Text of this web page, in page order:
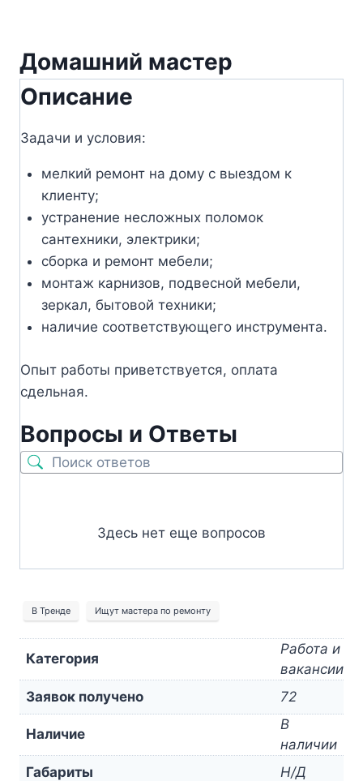
Домашний мастер
Описание
Задачи и условия:
мелкий ремонт на дому с выездом к
клиенту;
устранение несложных поломок
сантехники, электрики;
сборка и ремонт мебели;
монтаж карнизов, подвесной мебели,
зеркал, бытовой техники;
наличие соответствующего инструмента.
Опыт работы приветствуется, оплата
сдельная.
Вопросы и Ответы
Здесь нет еще вопросов
В Тренде Ищут мастера по ремонту
Категория
Работа и
вакансии
Заявок получено
72
Наличие
В
наличии
Габариты
Н/Д